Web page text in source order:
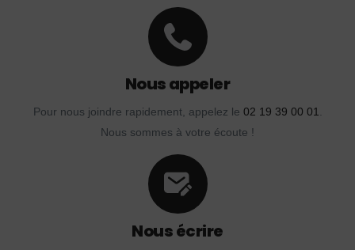
Nous appeler
Pour nous joindre rapidement, appelez le 02 19 39 00 01
Nous sommes à votre écoute !
Nous écrire